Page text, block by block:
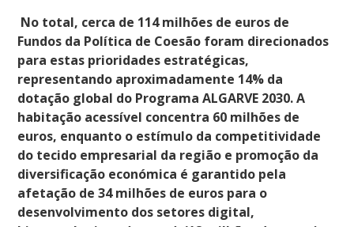
No total, cerca de 114 milhões de euros de
Fundos da Política de Coesão foram direcionados
para estas prioridades estratégicas,
representando aproximadamente 14% da
dotação global do Programa ALGARVE 2030. A
habitação acessível concentra 60 milhões de
euros, enquanto o estímulo da competitividade
do tecido empresarial da região e promoção da
diversificação económica é garantido pela
afetação de 34 milhões de euros para o
desenvolvimento dos setores digital,